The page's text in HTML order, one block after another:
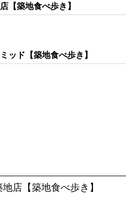
【築地食べ歩き】
ッド【築地食べ歩き】
店【築地食べ歩き】